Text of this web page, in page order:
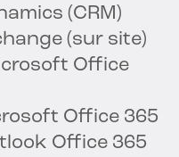
(CRM)
(sur site)
Office
Office 365
Office 365